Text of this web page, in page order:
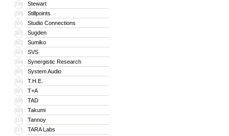
298 Stewart
299 Stillpoints
300 Studio Connections
301 Sugden
302 Sumiko
303 SVS
304 Synergistic Research
305 System Audio
306 T.H.E.
307 T+A
308 TAD
309 Takumi
310 Tannoy
311 TARA Labs